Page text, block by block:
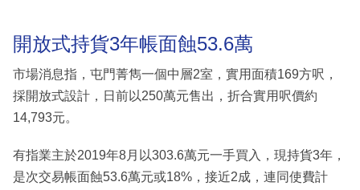
開放式持貨3年帳面蝕53.6萬
市場消息指，屯門菁雋一個中層2室，實用面積169方呎，
採開放式設計，日前以250萬元售出，折合實用呎價約
14,793元。
有指業主於2019年8月以303.6萬元一手買入，現持貨3年，
是次交易帳面蝕53.6萬元或18%，接近2成，連同使費計